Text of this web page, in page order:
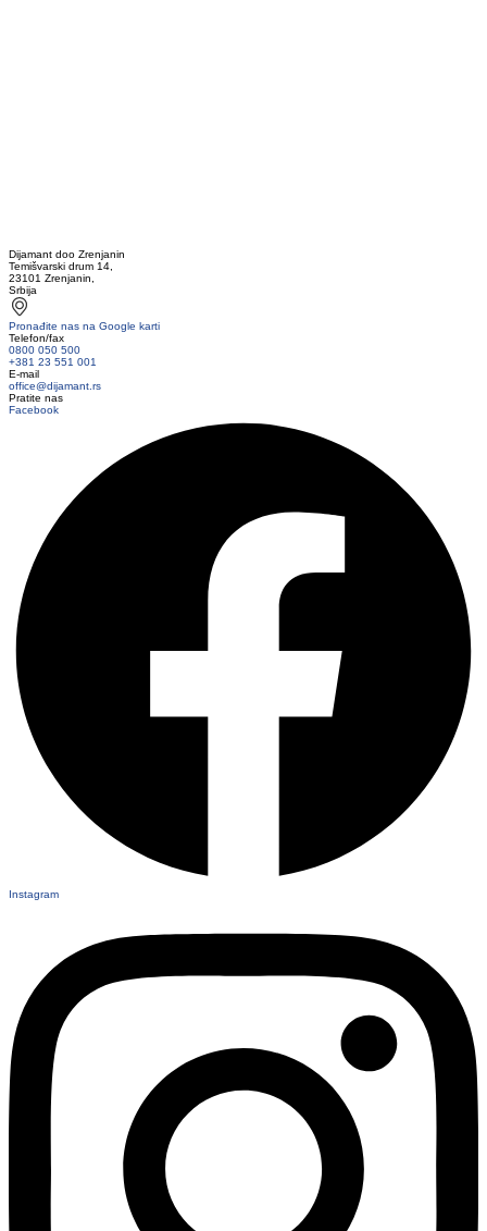
Dijamant doo Zrenjanin
Temišvarski drum 14,
23101 Zrenjanin,
Srbija
Pronađite nas na Google karti
Telefon/fax
0800 050 500
+381 23 551 001
E-mail
office@dijamant.rs
Pratite nas
Facebook
Instagram